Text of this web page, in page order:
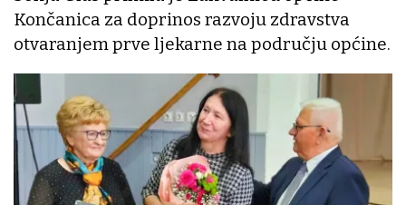
Končanica za doprinos razvoju zdravstva
otvaranjem prve ljekarne na području općine.